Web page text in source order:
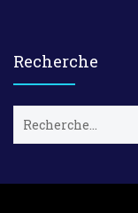
Recherche
c
e